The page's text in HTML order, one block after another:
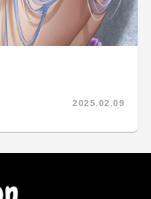
2025.02.09